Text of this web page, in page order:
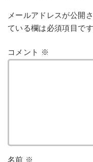
メールアドレスが公開
ている欄は必須項目です
コメント ※
名前 ※